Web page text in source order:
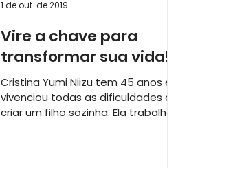
Vire a chave para
transformar sua vida!
Cristina Yumi Niizu tem 45 anos e
vivenciou todas as dificuldades de
criar um filho sozinha. Ela trabalhou
1 de out. de 2019